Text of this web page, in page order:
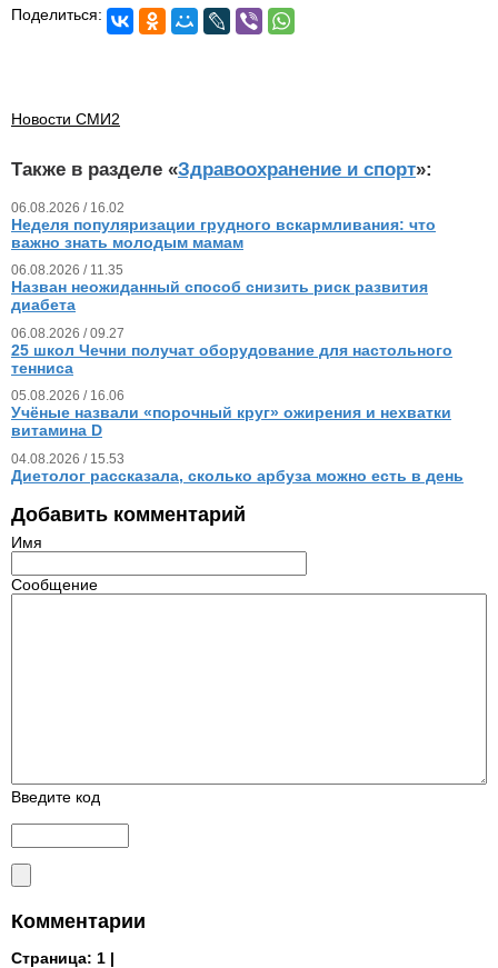
Поделиться:
Новости СМИ2
Также в разделе «Здравоохранение и спорт»:
06.08.2026 / 16.02
Неделя популяризации грудного вскармливания: что
важно знать молодым мамам
06.08.2026 / 11.35
Назван неожиданный способ снизить риск развития
диабета
06.08.2026 / 09.27
25 школ Чечни получат оборудование для настольного
тенниса
05.08.2026 / 16.06
Учёные назвали «порочный круг» ожирения и нехватки
витамина D
04.08.2026 / 15.53
Диетолог рассказала, сколько арбуза можно есть в день
Добавить комментарий
Имя
Сообщение
Введите код
Комментарии
Страница: 1 |